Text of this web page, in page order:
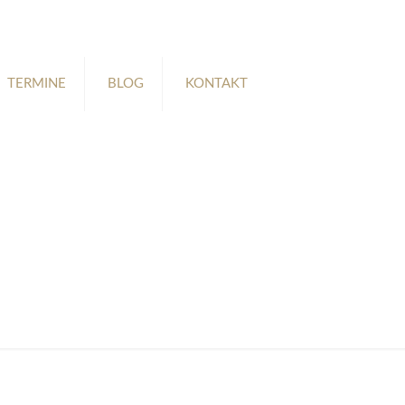
TERMINE BLOG KONTAKT